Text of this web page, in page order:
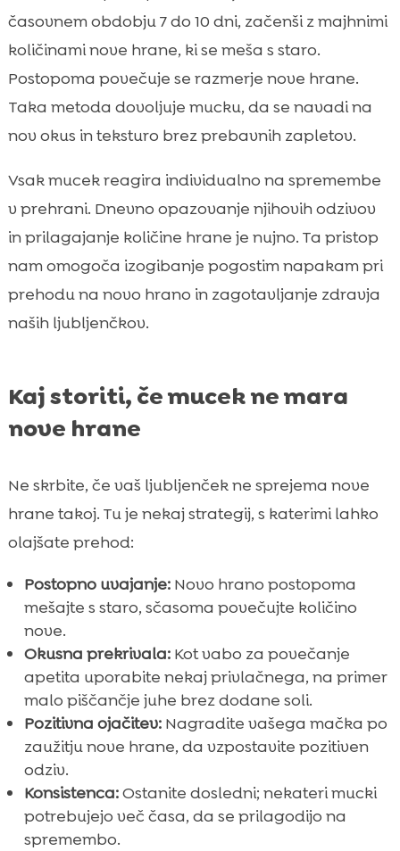
časovnem obdobju 7 do 10 dni, začenši z majhnimi
količinami nove hrane, ki se meša s staro.
Postopoma povečuje se razmerje nove hrane.
Taka metoda dovoljuje mucku, da se navadi na
nov okus in teksturo brez prebavnih zapletov.
Vsak mucek reagira individualno na spremembe
v prehrani. Dnevno opazovanje njihovih odzivov
in prilagajanje količine hrane je nujno. Ta pristop
nam omogoča izogibanje pogostim napakam pri
prehodu na novo hrano in zagotavljanje zdravja
naših ljubljenčkov.
Kaj storiti, če mucek ne mara
nove hrane
Ne skrbite, če vaš ljubljenček ne sprejema nove
hrane takoj. Tu je nekaj strategij, s katerimi lahko
olajšate prehod:
Postopno uvajanje:Novo hrano postopoma
mešajte s staro, sčasoma povečujte količino
nove.
Okusna prekrivala:Kot vabo za povečanje
apetita uporabite nekaj privlačnega, na primer
malo piščančje juhe brez dodane soli.
Pozitivna ojačitev:Nagradite vašega mačka po
zaužitju nove hrane, da vzpostavite pozitiven
odziv.
Konsistenca:Ostanite dosledni; nekateri mucki
potrebujejo več časa, da se prilagodijo na
spremembo.